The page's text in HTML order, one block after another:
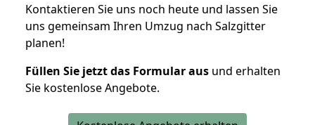
Kontaktieren Sie uns noch heute und lassen Sie
uns gemeinsam Ihren Umzug nach Salzgitter
planen!
Füllen Sie jetzt das Formular aus und erhalten
Sie kostenlose Angebote.